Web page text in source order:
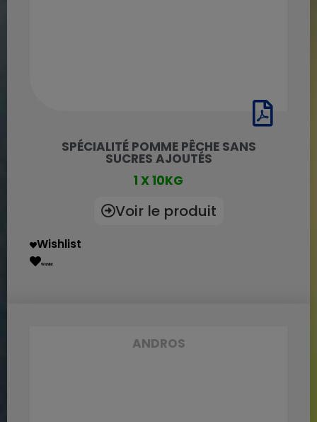
SPÉCIALITÉ POMME PÊCHE SANS
SUCRES AJOUTÉS
1 X 10KG
Voir le produit
Wishlist
Wishlist
ANDROS